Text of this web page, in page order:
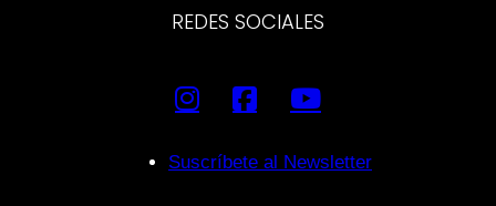
REDES SOCIALES
Suscríbete al Newsletter